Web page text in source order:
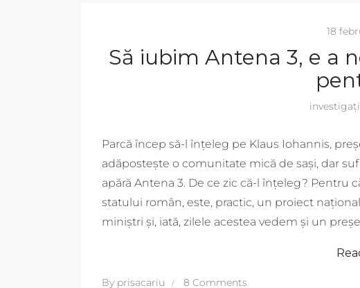
18
Să iubim Antena 3, e a
Parcă încep să-l înțeleg pe Klaus Iohannis,
adăpostește o comunitate mică de sași, dar
apără Antena 3. De ce zic că-l înțeleg? Pentru
statului român, este, practic, un proiect
miniștri și, iată, zilele acestea vedem și un
By prisacariu 8 Comments